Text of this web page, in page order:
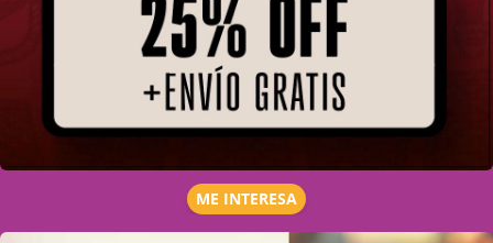
ME INTERESA